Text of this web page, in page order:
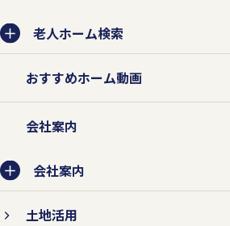
老人ホーム検索
おすすめホーム動画
会社案内
会社案内
土地活用